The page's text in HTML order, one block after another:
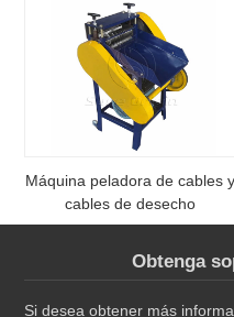
Máquina peladora de cables y
cables de desecho
Obtenga
Si desea obtener más